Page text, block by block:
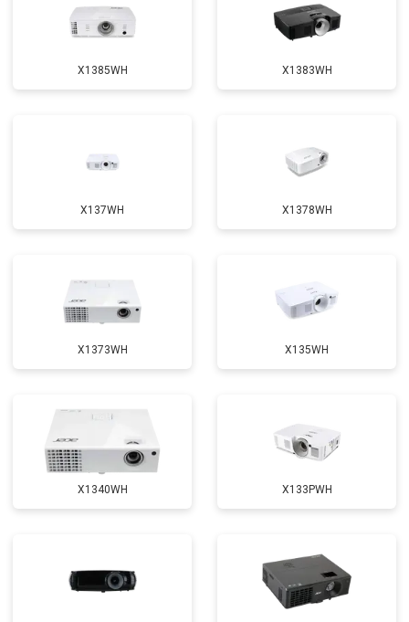
X1385WH X1383WH
X137WH X1378WH
X1373WH X135WH
X1340WH X133PWH